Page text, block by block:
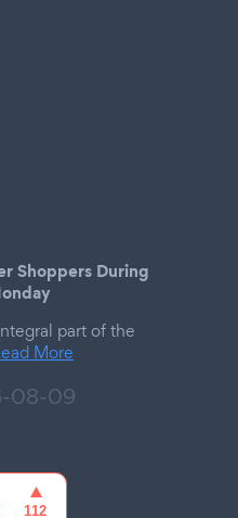
Shoppers During
part of the
More
08-09